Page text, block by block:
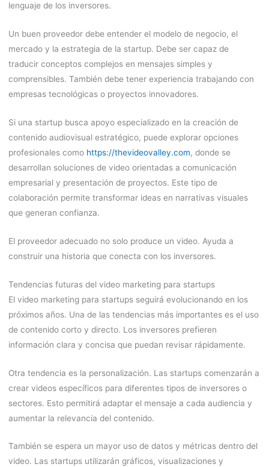
lenguaje de los inversores.
Un buen proveedor debe entender el modelo de negocio, el
mercado y la estrategia de la startup. Debe ser capaz de
traducir conceptos complejos en mensajes simples y
comprensibles. También debe tener experiencia trabajando con
empresas tecnológicas o proyectos innovadores.
Si una startup busca apoyo especializado en la creación de
contenido audiovisual estratégico, puede explorar opciones
profesionales como https://thevideovalley.com, donde se
desarrollan soluciones de video orientadas a comunicación
empresarial y presentación de proyectos. Este tipo de
colaboración permite transformar ideas en narrativas visuales
que generan confianza.
El proveedor adecuado no solo produce un video. Ayuda a
construir una historia que conecta con los inversores.
Tendencias futuras del video marketing para startups
El video marketing para startups seguirá evolucionando en los
próximos años. Una de las tendencias más importantes es el uso
de contenido corto y directo. Los inversores prefieren
información clara y concisa que puedan revisar rápidamente.
Otra tendencia es la personalización. Las startups comenzarán a
crear videos específicos para diferentes tipos de inversores o
sectores. Esto permitirá adaptar el mensaje a cada audiencia y
aumentar la relevancia del contenido.
También se espera un mayor uso de datos y métricas dentro del
video. Las startups utilizarán gráficos, visualizaciones y